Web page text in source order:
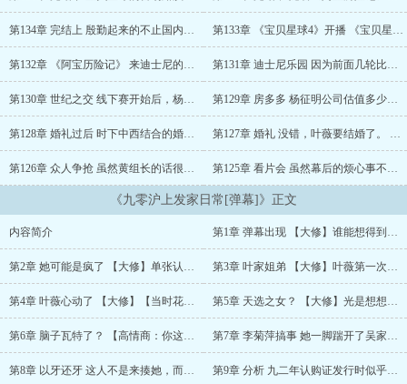
出用股票认购证抵工资，厂里同事群情激奋，她突然看到弹幕：
【女主表情这么淡定，应该是看出认购证的价值了？谁能想到呢，现
在人人嫌弃的认购证，以后竟然能炒到一万一张】 正犹豫要不要
跟同事一起去找领导抗议的叶敏：？？！等等，现在三十一张的认购
证能涨到一万块？ * 绑定弹幕系统后，叶薇的生活渐渐变成爽
文模式。 当股市要放开延中实业和飞乐股份涨跌幅限制，她犹豫
是否要下场时， 弹幕说：【当然是买延中实业，开放涨跌幅限制
后三天涨到两百，十天涨到三百，到三月中旬更是冲高到了三百八十
块，买到就是赚到！】 当她工作的机械厂新上任的领导为筹措资
金，鼓励员工认购企业股权，她若有所思时： 弹幕说：【她是不
是知道新上任的厂长能力卓绝，不但能让濒临倒闭的机械厂起死回
生，还能在一年内实现盈利上市**跳，在考虑认购股权躺着赚钱
是看到了他的才华，知道他以后会成为科技大佬，打算提前跟他套近
乎？】 …… 于是在弹幕的指点下，叶薇买了延中实业赚得盆
满钵满 认购自家单位股权当上了大股东，还当上了科技大佬成了
他的天使投资人。 #虽然弹幕都说我是大佬，但我真的只是个普通
人.jpg # 内容标签： 种田文 爽文 年代文 轻松 剧透 主角：叶
薇 杨征明 配角：叶家人 一句话简介：原来我是爽文女主 立
意：好好挣钱...
第134章 完结上 殷勤起来的不止国内几家证券公…… 第133章 《宝贝星球4》开播 《宝贝星球4》的……
第132章 《阿宝历险记》 来迪士尼的游客，基本…… 第131章 迪士尼乐园 因为前面几轮比赛太火爆，……
第130章 世纪之交 线下赛开始后，杨征明就把公…… 第129章 房多多 杨征明公司估值多少，每年能拿……
第128章 婚礼过后 时下中西结合的婚礼，流程基…… 第127章 婚礼 没错，叶薇要结婚了。 其……
第126章 众人争抢 虽然黄组长的话很有煽动性，…… 第125章 看片会 虽然幕后的烦心事不少，但《宝……
《九零沪上发家日常[弹幕]》正文
内容简介 第1章 弹幕出现 【大修】谁能想得到呢，现在……
第2章 她可能是疯了 【大修】单张认购证的平…… 第3章 叶家姐弟 【大修】叶薇第一次展示武力……
第4章 叶薇心动了 【大修】【当时花上三万买…… 第5章 天选之女？ 【大修】光是想想，叶薇的……
第6章 脑子瓦特了？ 【高情商：你这几天遇到…… 第7章 李菊萍搞事 她一脚踹开了吴家的门！……
第8章 以牙还牙 这人不是来揍她，而是来挑拨…… 第9章 分析 九二年认购证发行时似乎只打算销……